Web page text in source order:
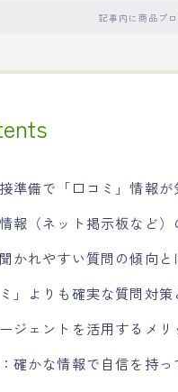
記事内に商品プ
準備で「口コミ」情報が
報（ネット掲示板など）
かれやすい質問の傾向と
ミ」よりも確実な質問対策
ジェントを活用するメリ
確かな情報で自信を持っ